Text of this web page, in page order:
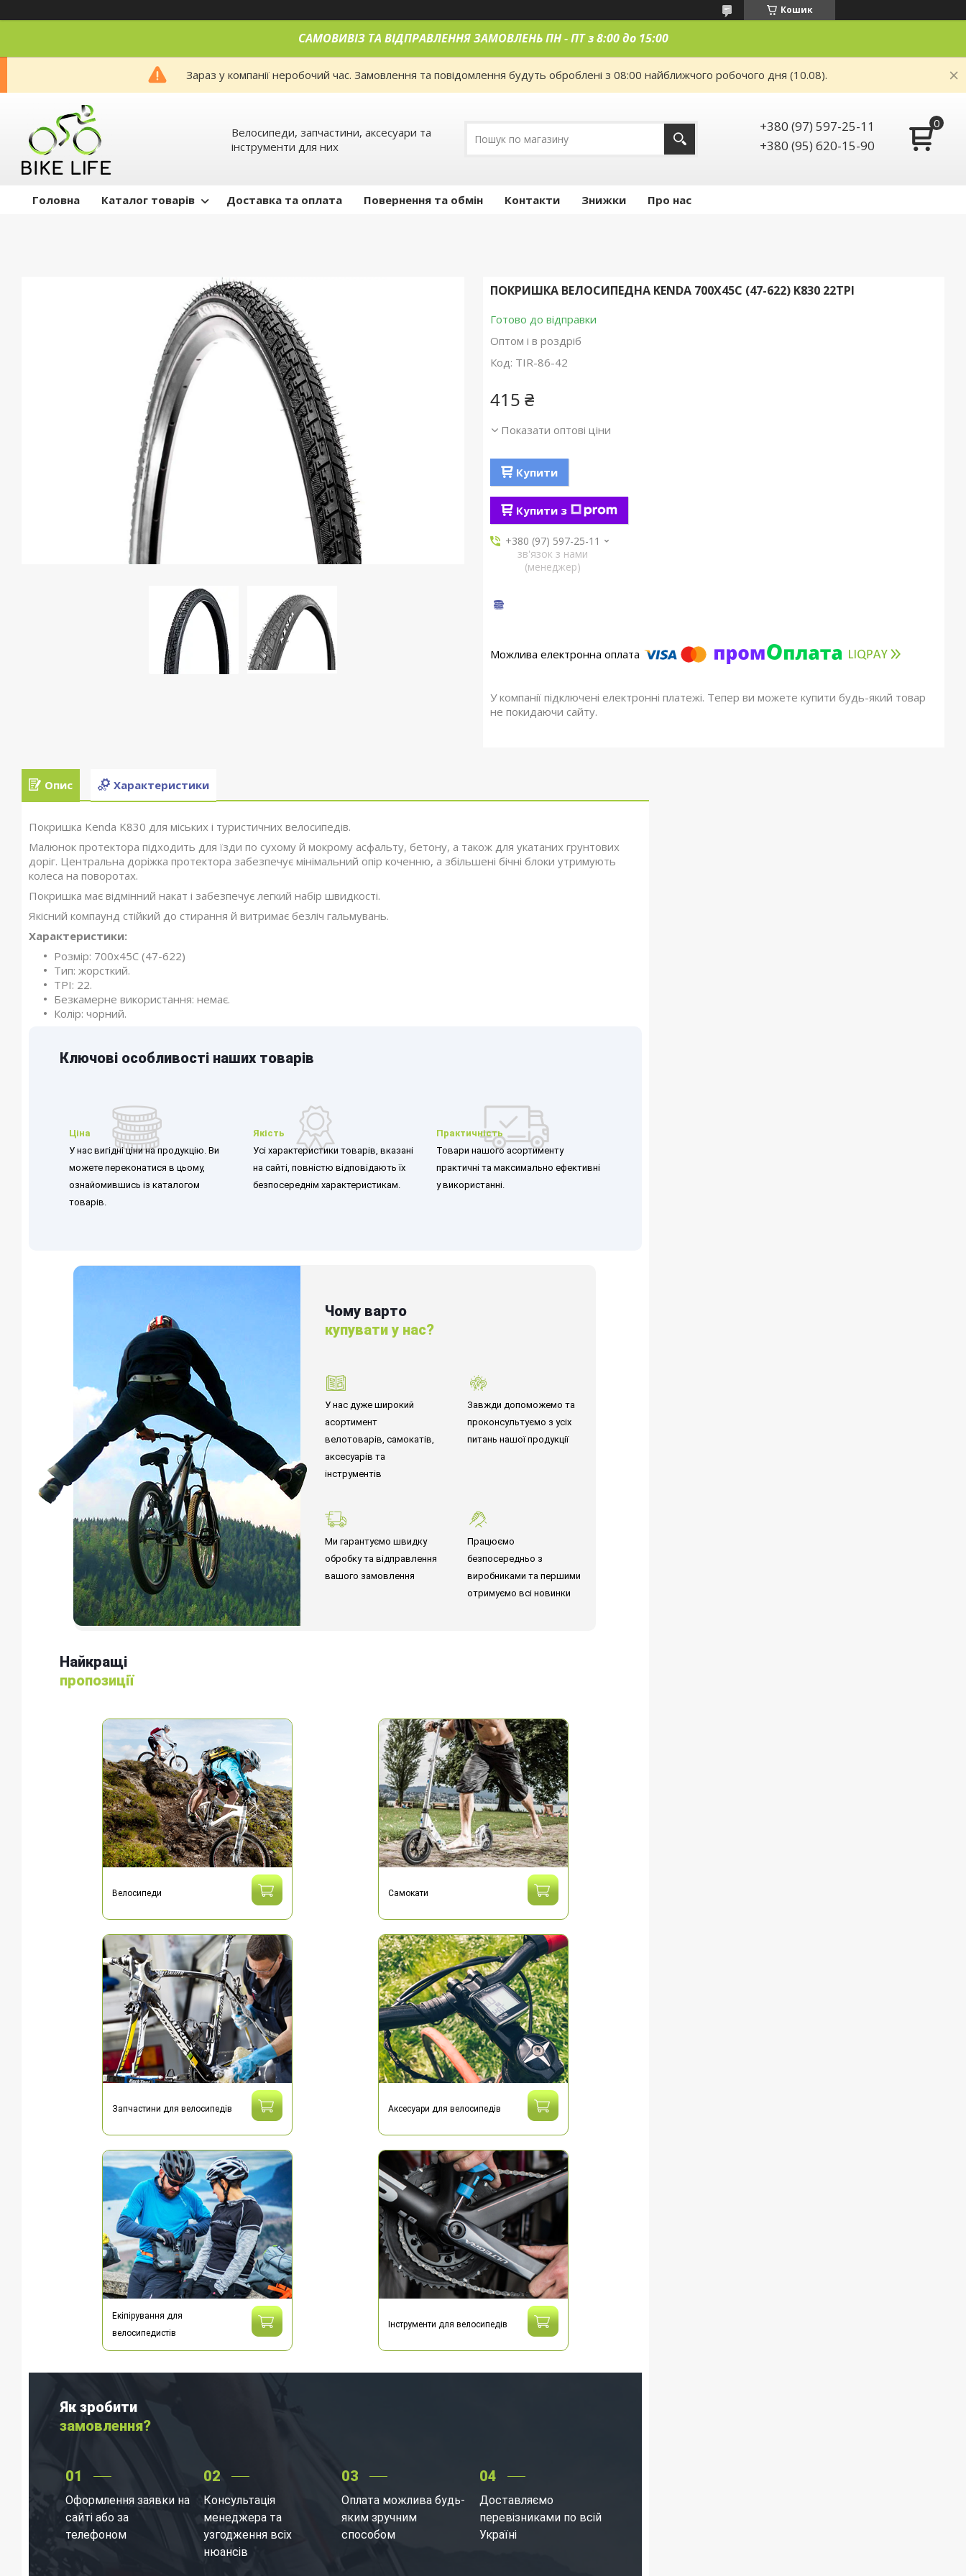
Кошик
САМОВИВІЗ ТА ВІДПРАВЛЕННЯ ЗАМОВЛЕНЬ ПН - ПТ з 8:00 до 15:00
Зараз у компанії неробочий час. Замовлення та повідомлення будуть оброблені з 08:00 найближчого робочого дня (10.08).
Велосипеди, запчастини, аксесуари та
інструменти для них
+380 (97) 597-25-11
+380 (95) 620-15-90
Головна Каталог товарів Доставка та оплата Повернення та обмін Контакти Знижки Про нас
ПОКРИШКА ВЕЛОСИПЕДНА KENDA 700X45C (47-622) K830 22TPI
Готово до відправки
Оптом і в роздріб
Код: TIR-86-42
415 ₴
Показати оптові ціни
Купити
Купити з
+380 (97) 597-25-11
зв'язок з нами
(менеджер)
У компанії підключені електронні платежі. Тепер ви можете купити будь-який товар
не покидаючи сайту.
Опис Характеристики
Покришка Kenda K830 для міських і туристичних велосипедів.
Малюнок протектора підходить для їзди по сухому й мокрому асфальту, бетону, а також для укатаних грунтових
доріг. Центральна доріжка протектора забезпечує мінімальний опір коченню, а збільшені бічні блоки утримують
колеса на поворотах.
Покришка має відмінний накат і забезпечує легкий набір швидкості.
Якісний компаунд стійкий до стирання й витримає безліч гальмувань.
Характеристики:
Розмір: 700x45C (47-622)
Тип: жорсткий.
TPI: 22.
Безкамерне використання: немає.
Колір: чорний.
Ключові особливості наших товарів
Ціна
У нас вигідні ціни на продукцію. Ви
можете переконатися в цьому,
ознайомившись із каталогом
товарів.
Якість
Усі характеристики товарів, вказані
на сайті, повністю відповідають їх
безпосереднім характеристикам.
Практичність
Товари нашого асортименту
практичні та максимально ефективні
у використанні.
Чому варто
купувати у нас?
У нас дуже широкий
асортимент
велотоварів, самокатів,
аксесуарів та
інструментів
Завжди допоможемо та
проконсультуємо з усіх
питань нашої продукції
Ми гарантуємо швидку
обробку та відправлення
вашого замовлення
Працюємо
безпосередньо з
виробниками та першими
отримуємо всі новинки
Найкращі
пропозиції
Велосипеди Самокати
Запчастини для велосипедів Аксесуари для велосипедів
Екіпірування для
велосипедистів
Інструменти для велосипедів
Як зробити
замовлення?
01
Оформлення заявки на
сайті або за
телефоном
02
Консультація
менеджера та
узгодження всіх
нюансів
03
Оплата можлива будь-
яким зручним
способом
04
Доставляємо
перевізниками по всій
Україні